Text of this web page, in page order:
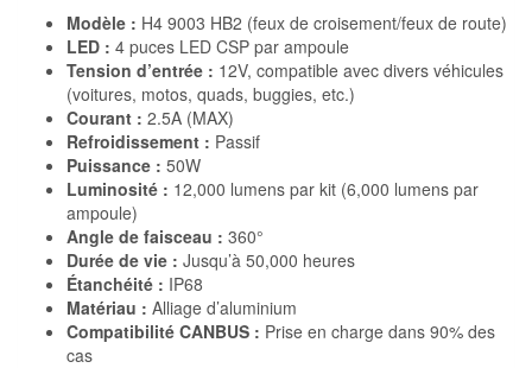
Modèle : H4 9003 HB2 (feux de croisement/feux de route)
LED : 4 puces LED CSP par ampoule
Tension d’entrée : 12V, compatible avec divers véhicules
(voitures, motos, quads, buggies, etc.)
Courant : 2.5A (MAX)
Refroidissement : Passif
Puissance : 50W
Luminosité : 12,000 lumens par kit (6,000 lumens par
ampoule)
Angle de faisceau : 360°
Durée de vie : Jusqu’à 50,000 heures
Étanchéité : IP68
Matériau : Alliage d’aluminium
Compatibilité CANBUS : Prise en charge dans 90% des
cas